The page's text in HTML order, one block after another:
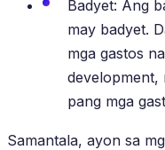
Badyet: Ang
may badyet.
mga gastos
development,
pang mga
Samantala, ayon sa